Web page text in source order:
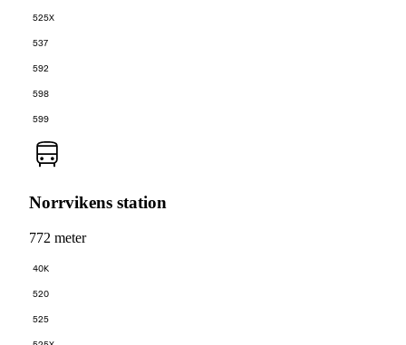
525X
537
592
598
599
Norrvikens station
772 meter
40K
520
525